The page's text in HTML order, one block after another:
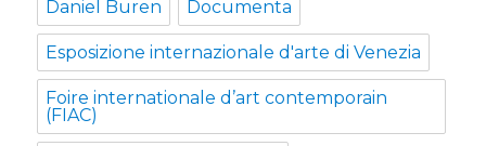
Daniel Buren Documenta
Esposizione internazionale d'arte di Venezia
Foire internationale d’art contemporain
(FIAC)